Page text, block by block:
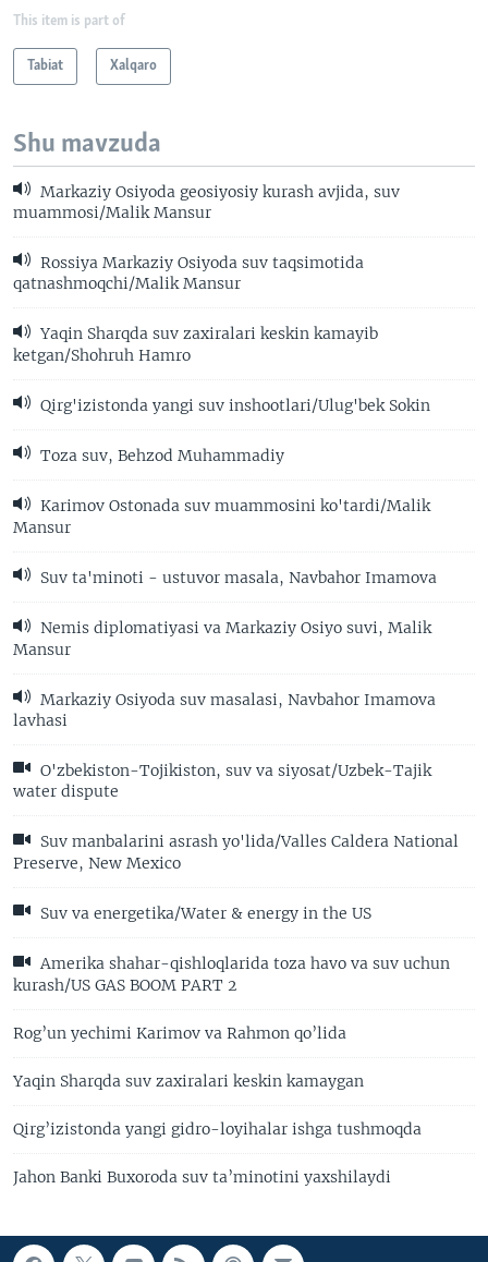
This item is part of
Tabiat Xalqaro
Shu mavzuda
Markaziy Osiyoda geosiyosiy kurash avjida, suv
muammosi/Malik Mansur
Rossiya Markaziy Osiyoda suv taqsimotida
qatnashmoqchi/Malik Mansur
Yaqin Sharqda suv zaxiralari keskin kamayib
ketgan/Shohruh Hamro
Qirg'izistonda yangi suv inshootlari/Ulug'bek Sokin
Toza suv, Behzod Muhammadiy
Karimov Ostonada suv muammosini ko'tardi/Malik
Mansur
Suv ta'minoti - ustuvor masala, Navbahor Imamova
Nemis diplomatiyasi va Markaziy Osiyo suvi, Malik
Mansur
Markaziy Osiyoda suv masalasi, Navbahor Imamova
lavhasi
O'zbekiston-Tojikiston, suv va siyosat/Uzbek-Tajik
water dispute
Suv manbalarini asrash yo'lida/Valles Caldera National
Preserve, New Mexico
Suv va energetika/Water & energy in the US
Amerika shahar-qishloqlarida toza havo va suv uchun
kurash/US GAS BOOM PART 2
Rog’un yechimi Karimov va Rahmon qo’lida
Yaqin Sharqda suv zaxiralari keskin kamaygan
Qirg’izistonda yangi gidro-loyihalar ishga tushmoqda
Jahon Banki Buxoroda suv ta’minotini yaxshilaydi